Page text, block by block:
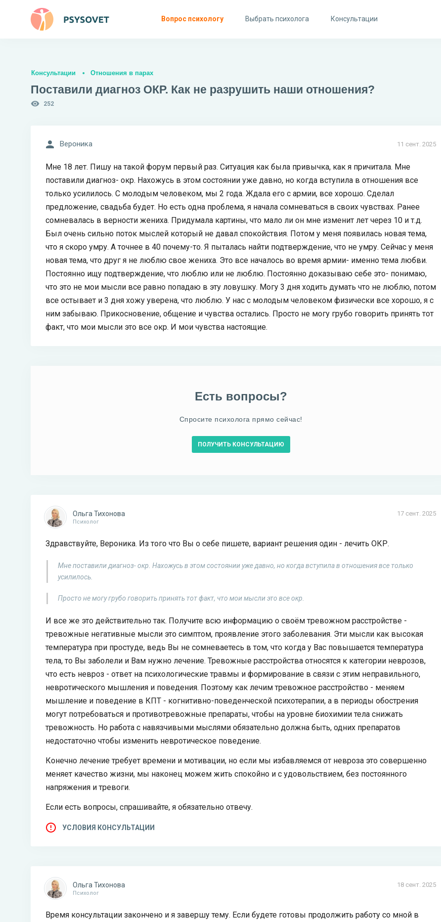
Вопрос психологу Выбрать психолога Консультации
Консультации Отношения в парах
Поставили диагноз ОКР. Как не разрушить наши отношения?
252
11 сент. 2025
Вероника
Мне 18 лет. Пишу на такой форум первый раз. Ситуация как была привычка, как я причитала. Мне
поставили диагноз- окр. Нахожусь в этом состоянии уже давно, но когда вступила в отношения все
только усилилось. С молодым человеком, мы 2 года. Ждала его с армии, все хорошо. Сделал
предложение, свадьба будет. Но есть одна проблема, я начала сомневаться в своих чувствах. Ранее
сомневалась в верности жениха. Придумала картины, что мало ли он мне изменит лет через 10 и т.д.
Был очень сильно поток мыслей который не давал спокойствия. Потом у меня появилась новая тема,
что я скоро умру. А точнее в 40 почему-то. Я пыталась найти подтверждение, что не умру. Сейчас у меня
новая тема, что друг я не люблю свое жениха. Это все началось во время армии- именно тема любви.
Постоянно ищу подтверждение, что люблю или не люблю. Постоянно доказываю себе это- понимаю,
что это не мои мысли все равно попадаю в эту ловушку. Могу 3 дня ходить думать что не люблю, потом
все остывает и 3 дня хожу уверена, что люблю. У нас с молодым человеком физически все хорошо, я с
ним забываю. Прикосновение, общение и чувства остались. Просто не могу грубо говорить принять тот
факт, что мои мысли это все окр. И мои чувства настоящие.
Есть вопросы?
Спросите психолога прямо сейчас!
ПОЛУЧИТЬ КОНСУЛЬТАЦИЮ
17 сент. 2025
Ольга Тихонова
Психолог
Здравствуйте, Вероника. Из того что Вы о себе пишете, вариант решения один - лечить ОКР.
Мне поставили диагноз- окр. Нахожусь в этом состоянии уже давно, но когда вступила в отношения все только
усилилось.
Просто не могу грубо говорить принять тот факт, что мои мысли это все окр.
И все же это действительно так. Получите всю информацию о своём тревожном расстройстве -
тревожные негативные мысли это симптом, проявление этого заболевания. Эти мысли как высокая
температура при простуде, ведь Вы не сомневаетесь в том, что когда у Вас повышается температура
тела, то Вы заболели и Вам нужно лечение. Тревожные расстройства относятся к категории неврозов,
что есть невроз - ответ на психологические травмы и формирование в связи с этим неправильного,
невротического мышления и поведения. Поэтому как лечим тревожное расстройство - меняем
мышление и поведение в КПТ - когнитивно-поведенческой психотерапии, а в периоды обострения
могут потребоваться и противотревожные препараты, чтобы на уровне биохимии тела снижать
тревожность. Но работа с навязчивыми мыслями обязательно должна быть, одних препаратов
недостаточно чтобы изменить невротическое поведение.
Конечно лечение требует времени и мотивации, но если мы избавляемся от невроза это совершенно
меняет качество жизни, мы наконец можем жить спокойно и с удовольствием, без постоянного
напряжения и тревоги.
Если есть вопросы, спрашивайте, я обязательно отвечу.
УСЛОВИЯ КОНСУЛЬТАЦИИ
18 сент. 2025
Ольга Тихонова
Психолог
Время консультации закончено и я завершу тему. Если будете готовы продолжить работу со мной в